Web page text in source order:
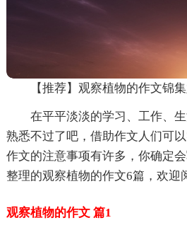
【推荐】观察植物的作文锦
在平平淡淡的学习、工作、
熟悉不过了吧，借助作文人们可
作文的注意事项有许多，你确定
整理的观察植物的作文6篇，欢迎
观察植物的作文 篇1